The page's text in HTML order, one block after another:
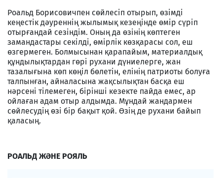
Роальд Борисовичпен сөйлесіп отырып, өзімді
кеңестік дәуреннің жылымық кезеңінде өмір сүріп
отырғандай сезіндім. Оның да өзінің көптеген
замандастары секілді, өмірлік көзқарасы сол, еш
өзгермеген. Болмысынан қарапайым, материалдық
құндылықтардан гөрі рухани дүниелерге, жан
тазалығына көп көңіл бөлетін, елінің патриоты болуға
талпынған, айналасына жақсылықтан басқа еш
нәрсені тілемеген, бірінші кезекте пайда емес, ар
ойлаған адам отыр алдымда. Мұндай жандармен
сөйлесудің өзі бір бақыт қой. Өзің де рухани байып
қаласың.
РОАЛЬД ЖӘНЕ РОЯЛЬ